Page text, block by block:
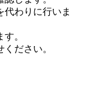
代わりに行いま
。
ださい。